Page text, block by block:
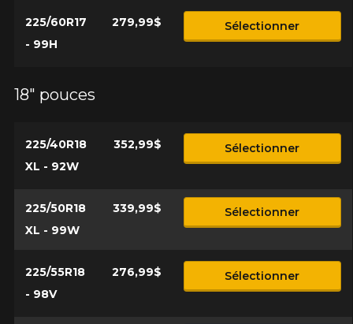
225/60R17
- 99H
279,99$ Sélectionner
18" pouces
225/40R18
XL - 92W
352,99$ Sélectionner
225/50R18
XL - 99W
339,99$ Sélectionner
225/55R18
- 98V
276,99$ Sélectionner